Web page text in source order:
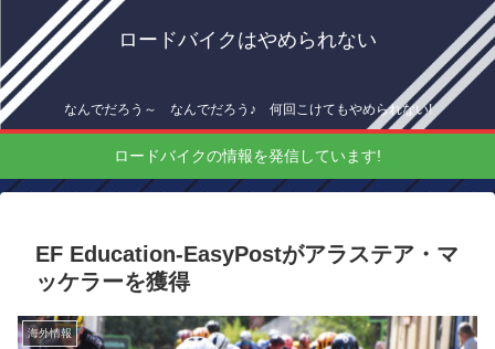
ロードバイクはやめられない
なんでだろう～ なんでだろう♪ 何回こけてもやめられない!
ロードバイクの情報を発信しています!
EF Education-EasyPostがアラステア・マ
ッケラーを獲得
海外情報